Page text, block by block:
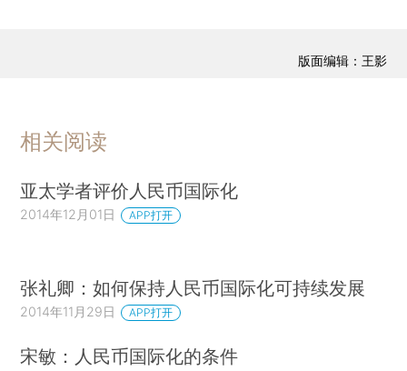
版面编辑：王影
相关阅读
亚太学者评价人民币国际化
2014年12月01日 APP打开
张礼卿：如何保持人民币国际化可持续发展
2014年11月29日 APP打开
宋敏：人民币国际化的条件